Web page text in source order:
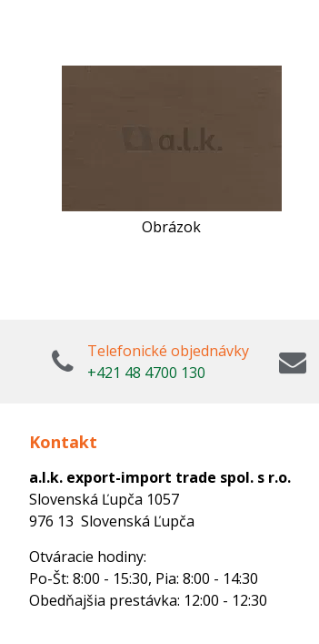
Obrázok
Telefonické objednávky
+421 48 4700 130
Kontakt
a.l.k. export-import trade spol. s r.o.
Slovenská Ľupča 1057
976 13 Slovenská Ľupča
Otváracie hodiny:
Po-Št: 8:00 - 15:30, Pia: 8:00 - 14:30
Obedňajšia prestávka: 12:00 - 12:30